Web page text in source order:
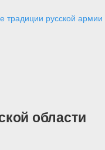
традиции русской армии
области